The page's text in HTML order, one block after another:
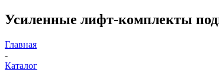
Усиленные лифт-комплекты
Главная
-
Каталог